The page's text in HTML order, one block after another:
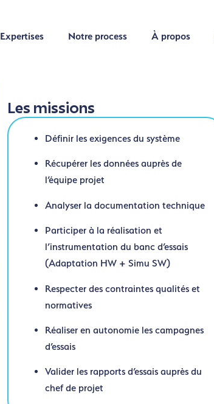
Expertises Notre process À propos
Expertises Notre process À propos
Les missions
Définir les exigences du système
Récupérer les données auprès de
l’équipe projet
Analyser la documentation technique
Participer à la réalisation et
l’instrumentation du banc d’essais
(Adaptation HW + Simu SW)
Respecter des contraintes qualités et
normatives
Réaliser en autonomie les campagnes
d’essais
Valider les rapports d’essais auprès du
chef de projet